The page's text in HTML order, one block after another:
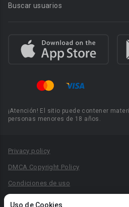
Uso de Cookies
Buscar usuarios
¡Atención! El sitio puede contener
personas menores de 18 años.
Privacy policy
DMCA Copyright Policy
Condiciones de uso